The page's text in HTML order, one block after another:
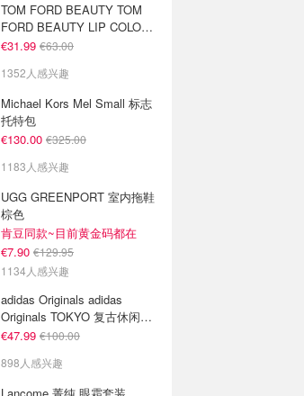
TOM FORD BEAUTY TOM
FORD BEAUTY LIP COLOR
SATIN MATTE 裸玫瑰口红
€31.99 €63.00
1352人感兴趣
Michael Kors Mel Small 标志
托特包
€130.00 €325.00
1183人感兴趣
UGG GREENPORT 室内拖鞋
棕色
肯豆同款~目前黄金码都在
€7.90 €129.95
1134人感兴趣
adidas Originals adidas
Originals TOKYO 复古休闲鞋
深棕色
€47.99 €100.00
898人感兴趣